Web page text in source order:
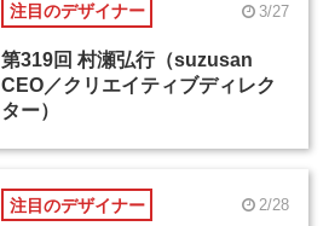
注目のデザイナー 3/27
第319回 村瀬弘行（suzusan
CEO／クリエイティブディレク
ター）
注目のデザイナー 2/28